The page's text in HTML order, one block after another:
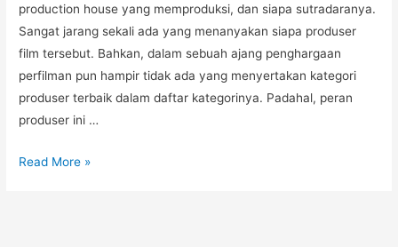
production house yang memproduksi, dan siapa sutradaranya.
Sangat jarang sekali ada yang menanyakan siapa produser
film tersebut. Bahkan, dalam sebuah ajang penghargaan
perfilman pun hampir tidak ada yang menyertakan kategori
produser terbaik dalam daftar kategorinya. Padahal, peran
produser ini …
Peran
Read More »